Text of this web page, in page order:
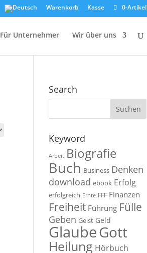
Warenkorb Kasse 0-Artikel
Für Unternehmer Wir über uns
Search
Keyword
Arbeit Biografie
Buch Business Denken
download ebook Erfolg
erfolgreich Ernte FFF Finanzen
Freiheit Führung Fülle
Geben Geist Geld
GlaubeGott
Heilung Hörbuch